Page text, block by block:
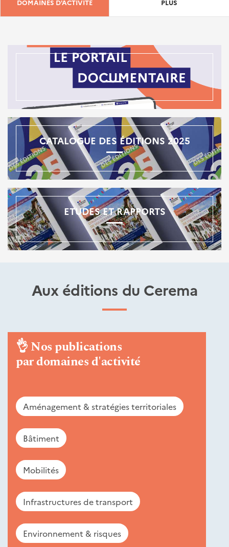
DOMAINES D'ACTIVITÉ PLUS
CATALOGUE DES ÉDITIONS 2025
ETUDES ET RAPPORTS
Aux éditions du Cerema
👌Nos publications
par domaines d'activité
Aménagement & stratégies territoriales
Bâtiment
Mobilités
Infrastructures de transport
Environnement & risques